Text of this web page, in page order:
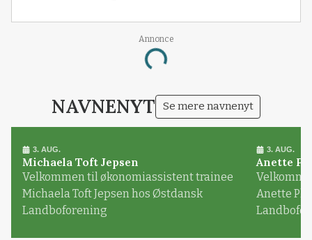
Annonce
Loading...
NAVNENYT Se mere navnenyt
3. AUG.
Michaela Toft Jepsen
Velkommen til økonomiassistent trainee
Michaela Toft Jepsen hos Østdansk
Landboforening
3. AUG.
Anette
Anette